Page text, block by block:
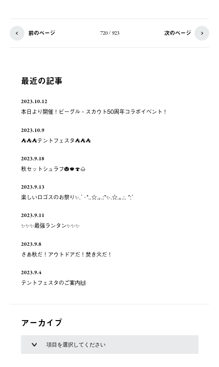
前のページ 720 / 923 次のページ
最近の記事
2023.10.12
本日より開催！ビーグル・スカウト50周年コラボイベント！
2023.10.9
⛺️⛺️⛺️テントフェスタ⛺️⛺️⛺️
2023.9.18
秋セットシュラフ🎃🍁🍄🌰
2023.9.13
楽しいロゴスのお祭り✨.ﾟ･*..☆.｡.:*✨.☆.｡.:. *:ﾟ
2023.9.11
✨✨✨最強ランタン✨✨✨
2023.9.8
さあ秋だ！アウトドアだ！焚き火だ！
2023.9.4
テントフェスタのご案内🙌
アーカイブ